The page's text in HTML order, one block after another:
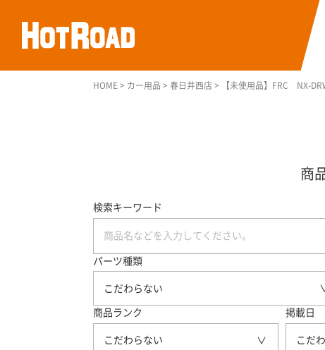
HOME > カー用品 > 春日井西店 > 【未使用品】FRC NX-
商
検索キーワード
パーツ種類
こだわらない
商品ランク
こだわらない
掲載日
こだ